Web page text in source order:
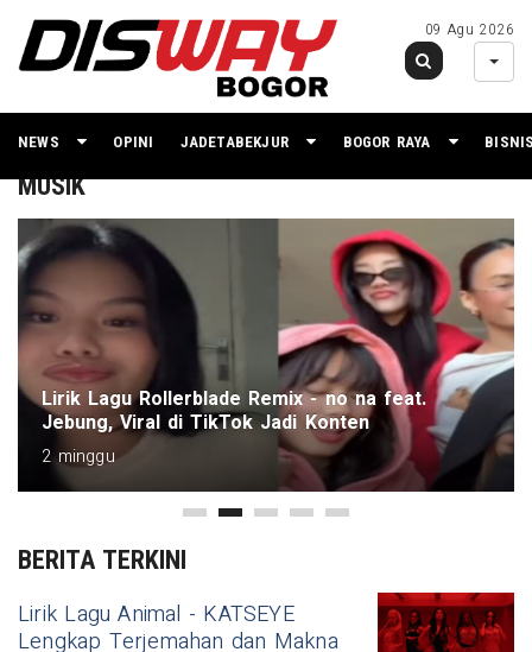
09 Agu 2026
NEWS OPINI JADETABEKJUR BOGOR RAYA
MUSIK
Lirik Lagu Rollerblade Remix - no na feat.
Jebung, Viral di TikTok Jadi Konten
2 minggu
BERITA TERKINI
Lirik Lagu Animal - KATSEYE
Lengkap Terjemahan dan Makna